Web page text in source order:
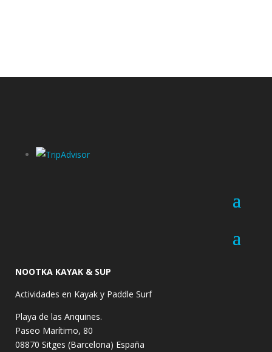
NOOTKA KAYAK & SUP
Actividades en Kayak y Paddle Surf
Playa de las Anquines.
Paseo Marítimo, 80
08870 Sitges (Barcelona) España